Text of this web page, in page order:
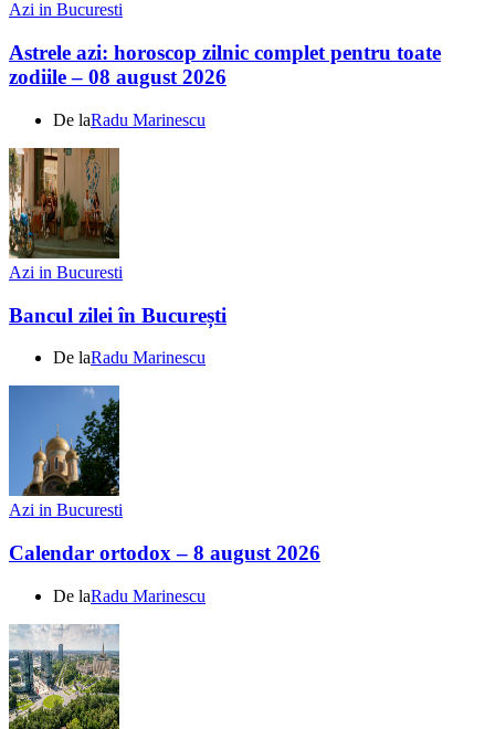
Azi in Bucuresti
Astrele azi: horoscop zilnic complet pentru toate
zodiile – 08 august 2026
De laRadu Marinescu
Azi in Bucuresti
Bancul zilei în București
De laRadu Marinescu
Azi in Bucuresti
Calendar ortodox – 8 august 2026
De laRadu Marinescu